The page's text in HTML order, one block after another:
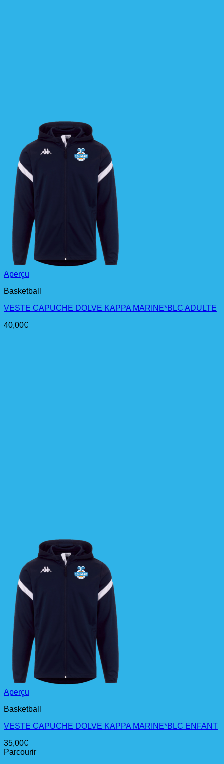
Aperçu
Basketball
VESTE CAPUCHE DOLVE KAPPA MARINE*BLC ADULTE
40,00€
Aperçu
Basketball
VESTE CAPUCHE DOLVE KAPPA MARINE*BLC ENFANT
35,00€
Parcourir